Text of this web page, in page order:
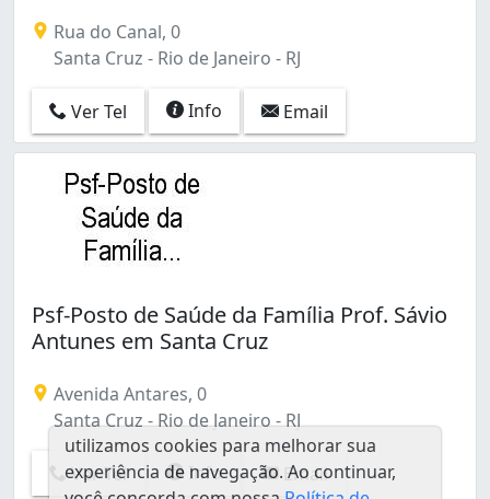
Rua do Canal, 0
Santa Cruz - Rio de Janeiro - RJ
Ver Tel Info Email
Psf-Posto de Saúde da Família Prof. Sávio
Antunes em Santa Cruz
Avenida Antares, 0
Santa Cruz - Rio de Janeiro - RJ
Ver Tel Info Email
utilizamos cookies para melhorar sua
experiência de navegação. Ao continuar,